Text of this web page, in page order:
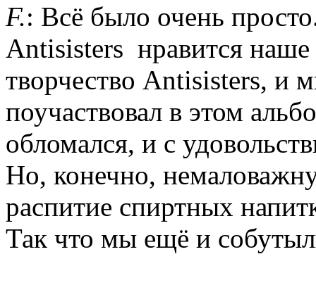
F.: Всё было очень
Antisisters нравится наше
творчество Antisisters, и
поучаствовал в этом
обломался, и с
Но, конечно,
распитие спиртных
Так что мы ещё и